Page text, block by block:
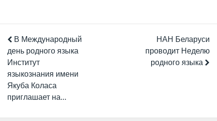
В Международный
день родного языка
Институт
языкознания имени
Якуба Коласа
приглашает на...
НАН Беларуси
проводит Неделю
родного языка